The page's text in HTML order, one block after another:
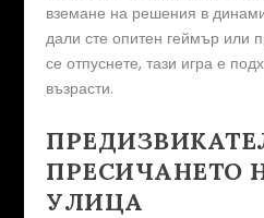
вземане на решения в
дали сте опитен геймър или
се отпуснете, тази игра е
възрасти.
ПРЕСИЧАНЕТО
УЛИЦА